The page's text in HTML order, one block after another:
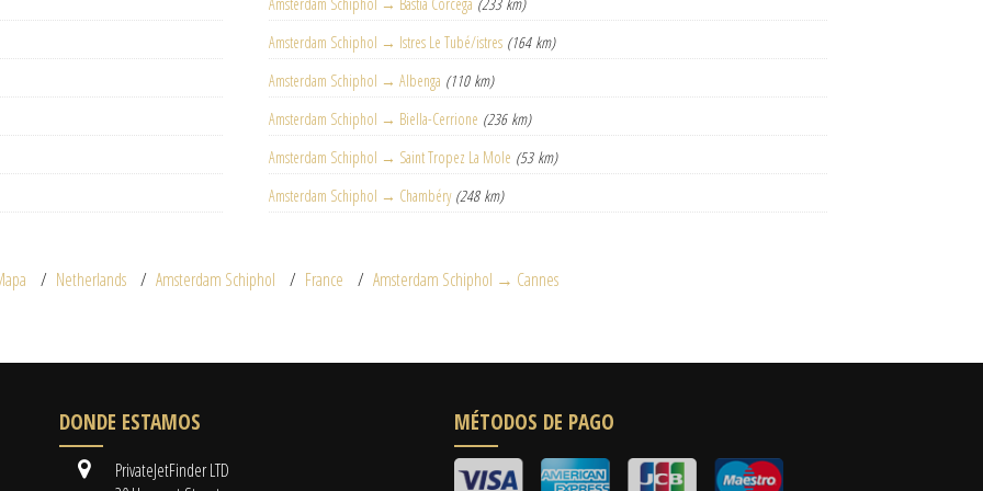
Amsterdam Schiphol → Istres Le Tubé/istres (164 km)
Amsterdam Schiphol → Albenga (110 km)
Amsterdam Schiphol → Biella-Cerrione (236 km)
Amsterdam Schiphol → Saint Tropez La Mole (53 km)
Amsterdam Schiphol → Chambéry (248 km)
Netherlands Amsterdam Schiphol France Amsterdam Schiphol → Cannes
DONDE ESTAMOS
PrivateJetFinder LTD
MÉTODOS DE PAGO